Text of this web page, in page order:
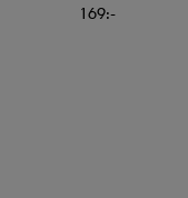
169:-